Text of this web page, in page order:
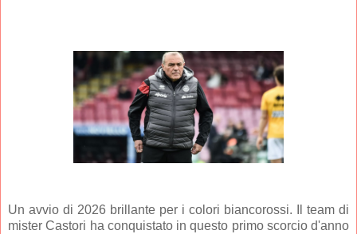
Un avvio di 2026 brillante per i colori biancorossi. Il team di
mister Castori ha conquistato in questo primo scorcio d'anno